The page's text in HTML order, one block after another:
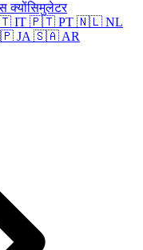
क्योंसिमुलेटर
IT 🇵🇹 PT 🇳🇱 NL
JA 🇸🇦 AR